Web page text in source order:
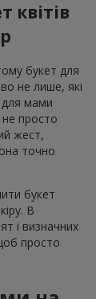
квітів
букет для
не лише, які
для мами
просто
жест,
точно
букет
В
і визначних
просто